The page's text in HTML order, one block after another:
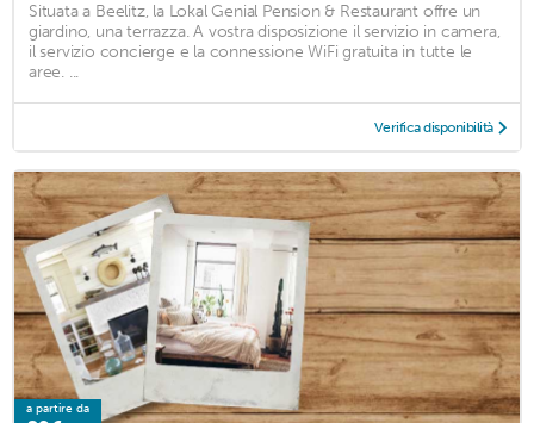
Situata a Beelitz, la Lokal Genial Pension & Restaurant offre un
giardino, una terrazza. A vostra disposizione il servizio in camera,
il servizio concierge e la connessione WiFi gratuita in tutte le
aree. ...
Verifica disponibilità
a partire da